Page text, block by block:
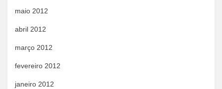
maio 2012
abril 2012
março 2012
fevereiro 2012
janeiro 2012